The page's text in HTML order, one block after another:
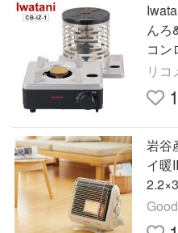
んろ
コン
卓上
ネッ
リコ
岩谷
イ暖
D3